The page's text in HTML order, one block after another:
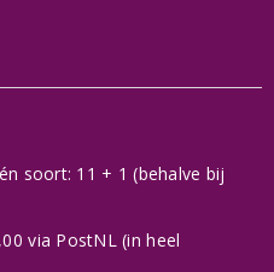
soort: 11 + 1 (behalve bij
via PostNL (in heel